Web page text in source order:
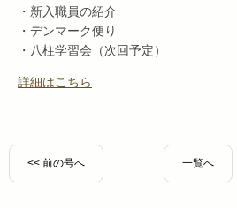
・新入職員の紹介
・デンマーク便り
・八柱学習会（次回予定）
詳細はこちら
<< 前の号へ 一覧へ